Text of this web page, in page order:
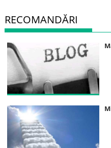
RECOMANDĂRI